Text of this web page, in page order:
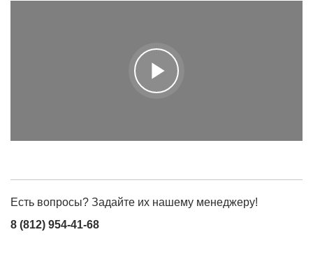
play_arrow
Есть вопросы? Задайте их нашему менеджеру!
8 (812) 954-41-68